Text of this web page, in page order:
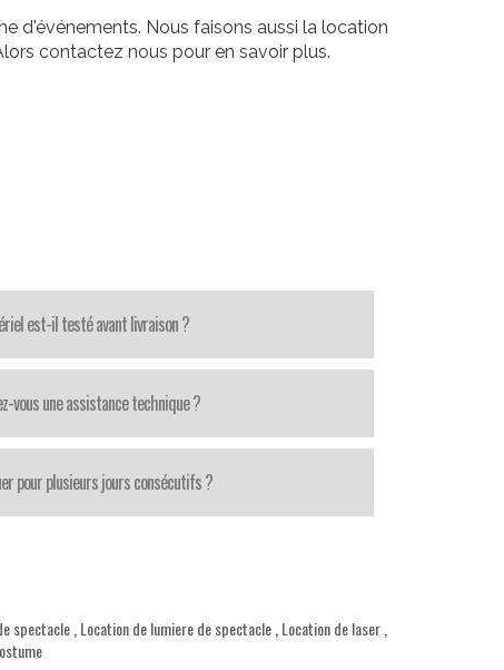
d'événements. Nous faisons aussi la location
contactez nous pour en savoir plus.
est-il testé avant livraison ?
vous une assistance technique ?
pour plusieurs jours consécutifs ?
spectacle, Location de lumiere de spectacle, Location de laser,